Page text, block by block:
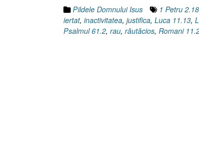
Pildele Domnului Isus 1 Petru 2.18
iertat, inactivitatea, justifica, Luca 11.13,
Psalmul 61.2, rau, răutăcios, Romani